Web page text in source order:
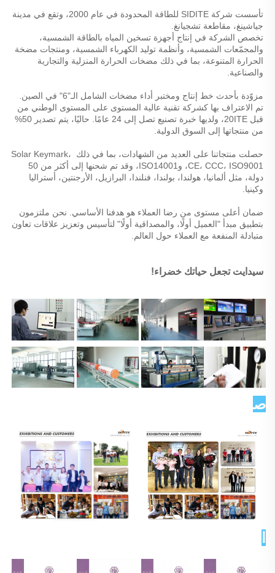
جياشينغ، مقاطعة تشجيانغ.
والصناعية.
من منتجاتها إلى السوق الدولية.
حصلت منتجاتنا على العديد من الشهادات، بما في ذلك Solar Keymark،
وكينيا.
متبادلة المنفعة مع العملاء حول العالم.
سيدايت تجعل حياتك خضراء!
صورة العميل